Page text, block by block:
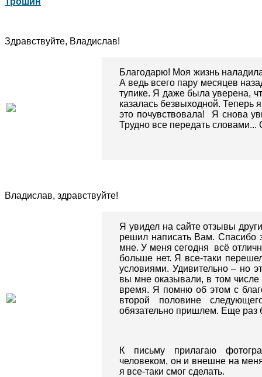
Здравствуйте, Владислав!
Благодарю! Моя жизнь
А ведь всего пару месяцев
тупике. Я даже была уверена,
казалась безвыходной. Теперь
это почувствовала! Я снова
Трудно все передать словами...
Владислав, здравствуйте!
Я увидел на сайте отзывы
решил написать Вам. Спасибо
мне. У меня сегодня всё
больше нет. Я все-таки
условиями. Удивительно – но
вы мне оказывали, в том числе
время. Я помню об этом с
второй половине
обязательно пришлем. Еще раз
К письму прилагаю
человеком, он и внешне на
я все-таки смог сделать.